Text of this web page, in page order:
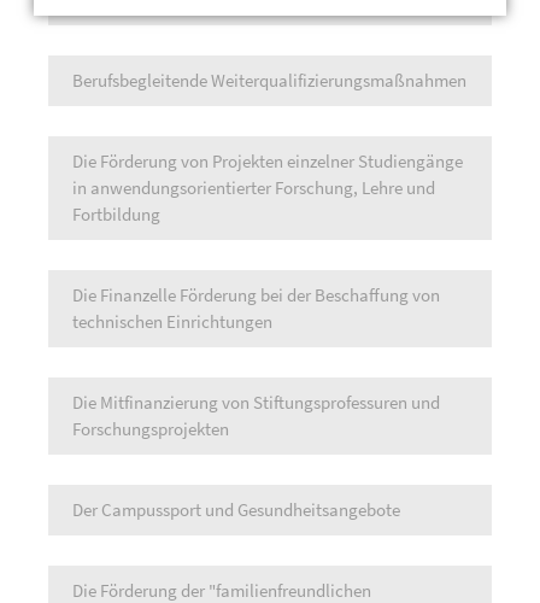
Berufsbegleitende Weiterqualifizierungsmaßnahmen
Die Förderung von Projekten einzelner Studiengänge
in anwendungsorientierter Forschung, Lehre und
Fortbildung
Die Finanzelle Förderung bei der Beschaffung von
technischen Einrichtungen
Die Mitfinanzierung von Stiftungsprofessuren und
Forschungsprojekten
Der Campussport und Gesundheitsangebote
Die Förderung der "familienfreundlichen